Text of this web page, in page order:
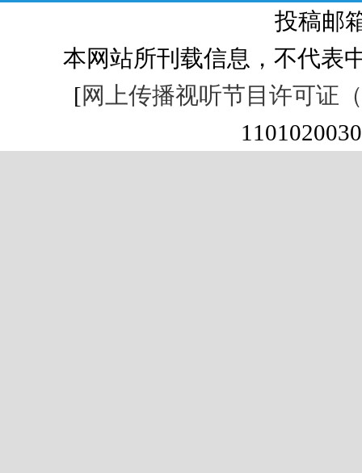
投稿邮
本网站所刊载信息，不代表
[网上传播视听节目许可证